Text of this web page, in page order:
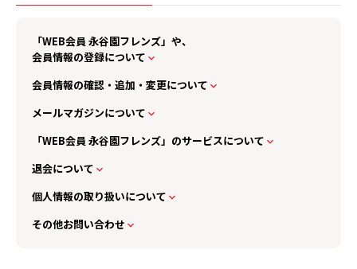
「WEB会員 永谷園フレンズ」や、
会員情報の登録について
会員情報の確認・追加・変更について
メールマガジンについて
「WEB会員 永谷園フレンズ」のサービスについて
退会について
個人情報の取り扱いについて
その他お問い合わせ